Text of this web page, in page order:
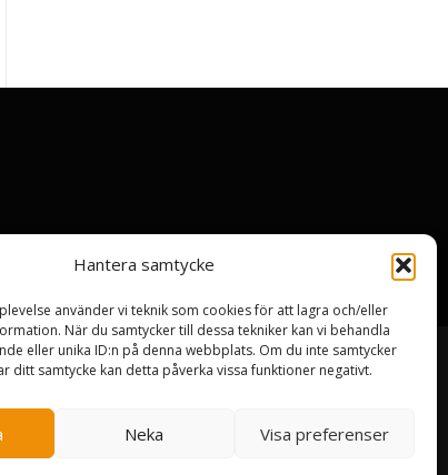
Hantera samtycke
använder vi teknik som cookies för att lagra och/eller
När du samtycker till dessa tekniker kan vi behandla
eller unika ID:n på denna webbplats. Om du inte samtycker
ditt samtycke kan detta påverka vissa funktioner negativt.
Neka Visa preferenser